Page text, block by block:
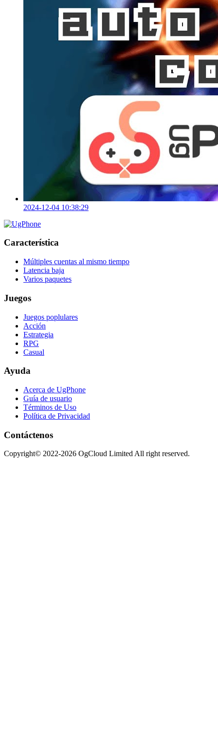
2024-12-04 10:38:29
Característica
Múltiples cuentas al mismo tiempo
Latencia baja
Varios paquetes
Juegos
Juegos poplulares
Acción
Estrategia
RPG
Casual
Ayuda
Acerca de UgPhone
Guía de usuario
Términos de Uso
Política de Privacidad
Contáctenos
Copyright© 2022-2026 OgCloud Limited All right reserved.